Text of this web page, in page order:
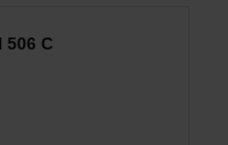
506 C